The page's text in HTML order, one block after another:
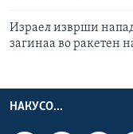
Израел изврши
загинаа во ракетен
НАКУСО...